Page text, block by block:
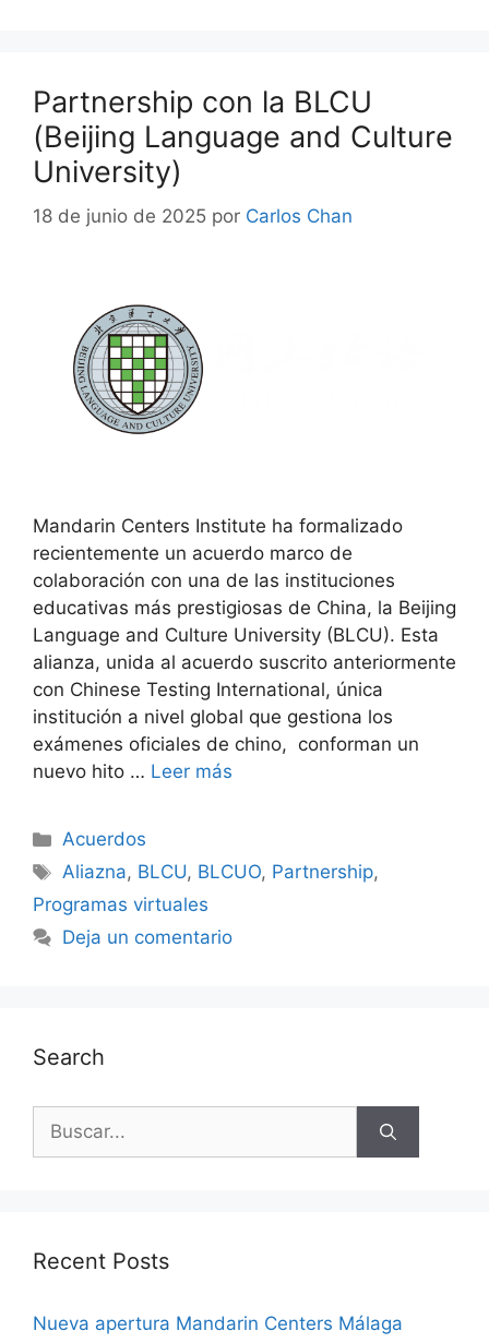
Partnership con la BLCU
(Beijing Language and Culture
University)
18 de junio de 2025 por Carlos Chan
Mandarin Centers Institute ha formalizado
recientemente un acuerdo marco de
colaboración con una de las instituciones
educativas más prestigiosas de China, la Beijing
Language and Culture University (BLCU). Esta
alianza, unida al acuerdo suscrito anteriormente
con Chinese Testing International, única
institución a nivel global que gestiona los
exámenes oficiales de chino, conforman un
nuevo hito … Leer más
Acuerdos
Aliazna, BLCU, BLCUO, Partnership,
Programas virtuales
Deja un comentario
Search
Recent Posts
Nueva apertura Mandarin Centers Málaga